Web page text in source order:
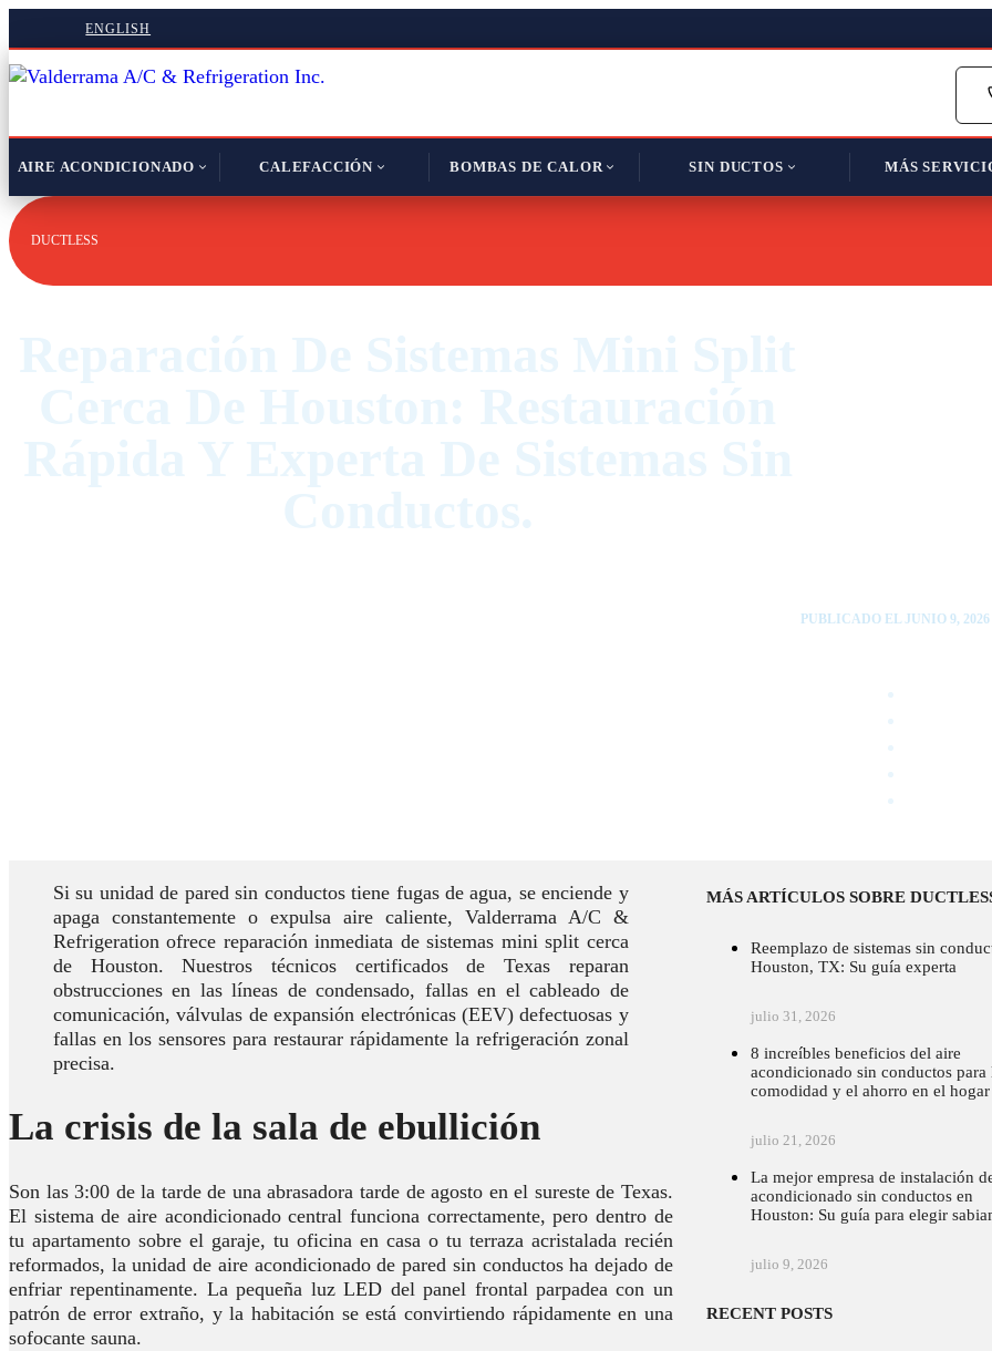
ENGLISH
AIRE ACONDICIONADO CALEFACCIÓN BOMBAS DE CALOR SIN DUCTOS MÁS
DUCTLESS
PUBLICADO EL JUNIO 9, 2026
Si su unidad de pared sin conductos tiene fugas de agua, se enciende y
apaga constantemente o expulsa aire caliente, Valderrama A/C &
Refrigeration ofrece reparación inmediata de sistemas mini split cerca
de Houston. Nuestros técnicos certificados de Texas reparan
obstrucciones en las líneas de condensado, fallas en el cableado de
comunicación, válvulas de expansión electrónicas (EEV) defectuosas y
fallas en los sensores para restaurar rápidamente la refrigeración zonal
precisa.
La crisis de la sala de ebullición
Son las 3:00 de la tarde de una abrasadora tarde de agosto en el sureste de Texas.
El sistema de aire acondicionado central funciona correctamente, pero dentro de
tu apartamento sobre el garaje, tu oficina en casa o tu terraza acristalada recién
reformados, la unidad de aire acondicionado de pared sin conductos ha dejado de
enfriar repentinamente. La pequeña luz LED del panel frontal parpadea con un
patrón de error extraño, y la habitación se está convirtiendo rápidamente en una
sofocante sauna.
MÁS ARTÍCULOS SOBRE
Reemplazo de sistemas sin
Houston, TX: Su guía experta
julio 31, 2026
8 increíbles beneficios del aire
acondicionado sin conductos para
comodidad y el ahorro en el hogar
julio 21, 2026
La mejor empresa de instalación
acondicionado sin conductos en
Houston: Su guía para elegir
julio 9, 2026
RECENT POSTS